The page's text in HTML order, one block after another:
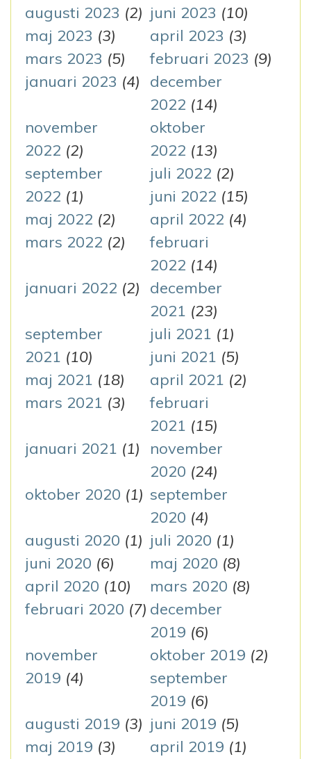
augusti 2023 (2) juni 2023 (10)
maj 2023 (3) april 2023 (3)
mars 2023 (5) februari 2023 (9)
januari 2023 (4)
december
2022 (14)
november
2022 (2)
oktober
2022 (13)
september
2022 (1)
juli 2022 (2)
juni 2022 (15)
maj 2022 (2) april 2022 (4)
mars 2022 (2)
februari
2022 (14)
januari 2022 (2)
december
2021 (23)
september
2021 (10)
juli 2021 (1)
juni 2021 (5)
maj 2021 (18) april 2021 (2)
mars 2021 (3)
februari
2021 (15)
januari 2021 (1)
november
2020 (24)
oktober 2020 (1) september
2020 (4)
augusti 2020 (1) juli 2020 (1)
juni 2020 (6) maj 2020 (8)
april 2020 (10) mars 2020 (8)
februari 2020 (7) december
2019 (6)
november
2019 (4)
oktober 2019 (2)
september
2019 (6)
augusti 2019 (3) juni 2019 (5)
maj 2019 (3) april 2019 (1)